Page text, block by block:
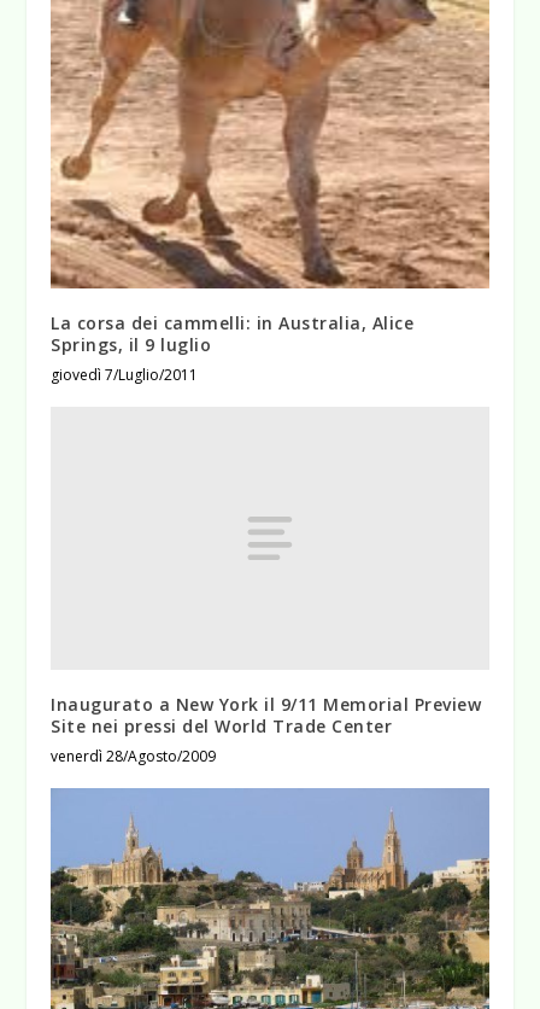
La corsa dei cammelli: in Australia, Alice
Springs, il 9 luglio
giovedì 7/Luglio/2011
Inaugurato a New York il 9/11 Memorial Preview
Site nei pressi del World Trade Center
venerdì 28/Agosto/2009